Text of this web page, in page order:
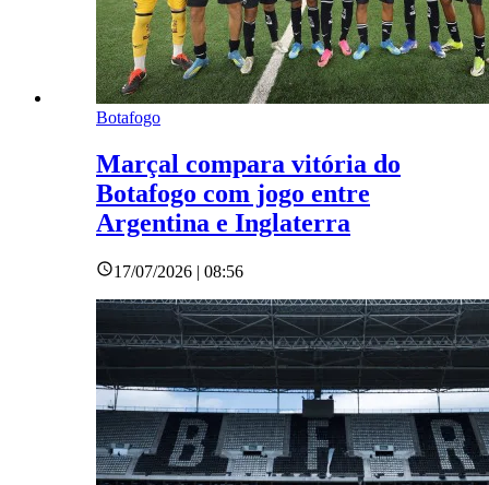
Botafogo
Marçal compara vitória do
Botafogo com jogo entre
Argentina e Inglaterra
17/07/2026 | 08:56